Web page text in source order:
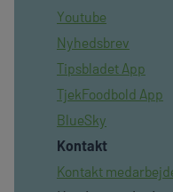
Youtube
Nyhedsbrev
Tipsbladet App
TjekFoodbold App
BlueSky
Kontakt
Kontakt